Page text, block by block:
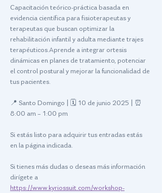
Capacitación teórico-práctica basada en
evidencia científica para fisioterapeutas y
terapeutas que buscan optimizar la
rehabilitación infantil y adulta mediante trajes
terapéuticos.Aprende a integrar ortesis
dinámicas en planes de tratamiento, potenciar
el control postural y mejorar la funcionalidad de
tus pacientes.
📍 Santo Domingo | 🗓️ 10 de junio 2025 | ⏰
8:00 am – 1:00 pm
Si estás listo para adquirir tus entradas estás
en la página indicada.
Si tienes más dudas o deseas más información
dirígete a
https://www.kyriossuit.com/workshop-